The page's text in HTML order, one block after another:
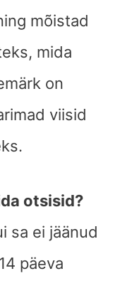
mõistad
mida
on
viisid
otsisid?
sa ei jäänud
päeva